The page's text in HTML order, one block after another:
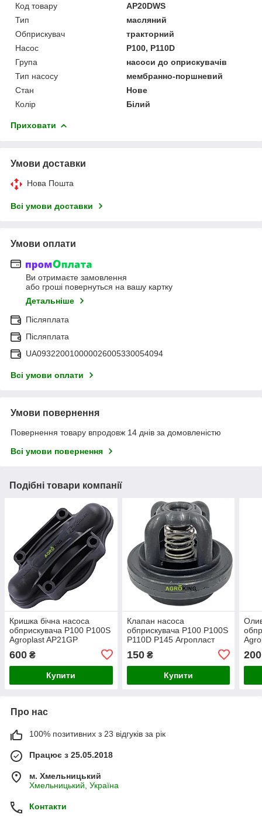
Код товару
AP20DWS
Тип
масляний
Обприскувач
тракторний
Насос
P100, P110D
Група
насоси до оприскувачів
Тип насосу
мембранно-поршневий
Стан
Нове
Колір
Білий
Приховати
Умови доставки
Нова Пошта
Всі умови доставки
Умови оплати
Ви отримаєте замовлення
або гроші повернуться на вашу картку
Детальніше
Післяплата
Післяплата
UA093220010000026005330054094
Всі умови оплати
Умови повернення
Повернення товару впродовж 14 днів за домовленістю
Всі умови повернення
Подібні товари компанії
Кришка бічна насоса
обприскувача P100 P100S
Agroplast AP21GP
600 ₴
Купити
Клапан насоса
обприскувача P100 P100S
P110D P145 Агропласт
150₴
Купити
200
Про нас
100% позитивних з 23 відгуків за рік
Працює з 25.05.2018
м. Хмельницький
Хмельницький, Україна
Контакти